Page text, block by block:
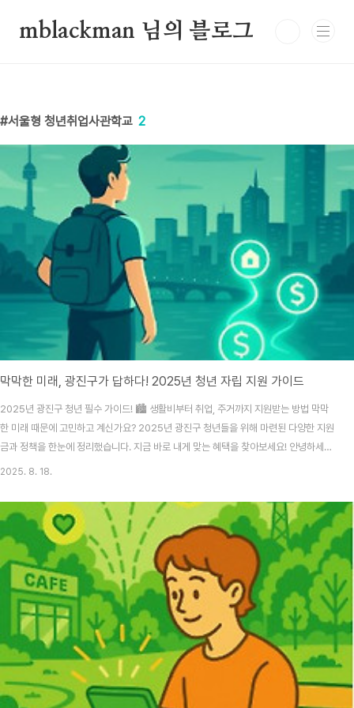
mblackman 님의 블로그
서울형 청년취업사관학교 2
막막한 미래, 광진구가 답하다! 2025년 청년 자립 지원 가이드
2025년 광진구 청년 필수 가이드! 🏙️ 생활비부터 취업, 주거까지 지원받는 방법 막막
한 미래 때문에 고민하고 계신가요? 2025년 광진구 청년들을 위해 마련된 다양한 지원
금과 정책을 한눈에 정리했습니다. 지금 바로 내게 맞는 혜택을 찾아보세요! 안녕하세요,
여러분! 👋 요즘 물가도 너무 오르고 취업도 쉽지 않아 걱정이 많아요. 솔직히 말해서 '정
니까, 생각보다 훨씬 다양한 분야에서 우리를 도와주는 정책들이 정말 많더라고요. 특히
2025년에는 청년들의 생활 안정과 자립을 돕기 위해 새로운 지원 사업들도 많이 생긴
것 같아요. 😊이 글은 저처럼 지원금 신청을 망설이거나, 어떤 혜택이 있는지 몰라서 놓
치고 있는 광진..
2025. 8. 18.